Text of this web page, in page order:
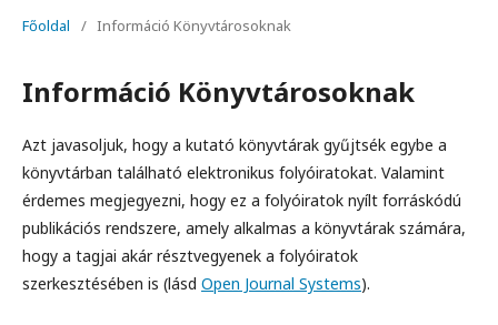
Főoldal / Információ Könyvtárosoknak
Információ Könyvtárosoknak
Azt javasoljuk, hogy a kutató könyvtárak gyűjtsék egybe a
könyvtárban található elektronikus folyóiratokat. Valamint
érdemes megjegyezni, hogy ez a folyóiratok nyílt forráskódú
publikációs rendszere, amely alkalmas a könyvtárak számára,
hogy a tagjai akár résztvegyenek a folyóiratok
szerkesztésében is (lásd Open Journal Systems).